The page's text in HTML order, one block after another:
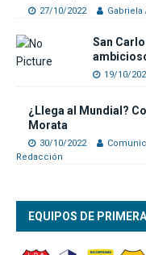
27/10/2022 Gabriela
San
19/10/
¿Llega al Mundial?
Morata
30/10/2022
Redacción
EQUIPOS DE